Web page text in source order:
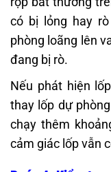
có bị lỏng hay
phòng loãng lên
đang bị rò.
Nếu phát hiện
thay lốp dự
chạy thêm
cảm giác lốp vẫn